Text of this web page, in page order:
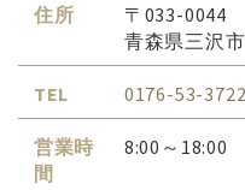
住所
〒033-0044
青森県三沢
TEL 0176-53-3722
営業時
間
8:00～18:00